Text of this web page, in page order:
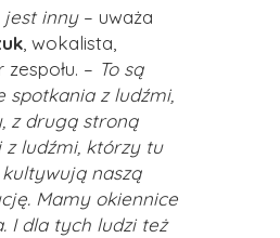
jest inny– uważa
, wokalista,
– To są
spotkania z ludźmi,
z drugą stroną
ludźmi, którzy tu
naszą
Mamy okiennice
I dla tych ludzi też